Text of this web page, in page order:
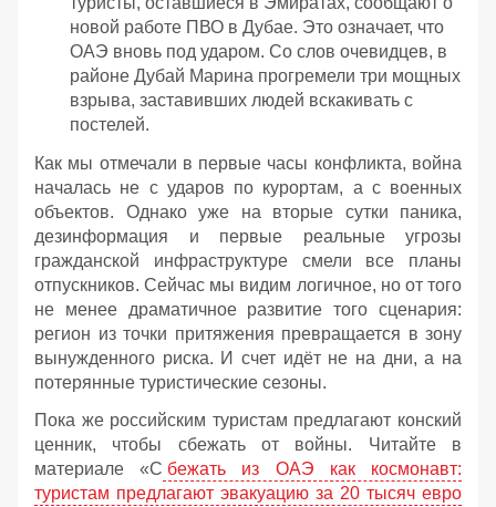
новой работе ПВО в Дубае. Это означает, что
ОАЭ вновь под ударом. Со слов очевидцев, в
районе Дубай Марина прогремели три мощных
взрыва, заставивших людей вскакивать с
постелей.
Как мы отмечали в первые часы конфликта, война
началась не с ударов по курортам, а с военных
объектов. Однако уже на вторые сутки паника,
дезинформация и первые реальные угрозы
гражданской инфраструктуре смели все планы
отпускников. Сейчас мы видим логичное, но от того
не менее драматичное развитие того сценария:
регион из точки притяжения превращается в зону
вынужденного риска. И счет идёт не на дни, а на
потерянные туристические сезоны.
Пока же российским туристам предлагают конский
ценник, чтобы сбежать от войны. Читайте в
материале «С бежать из ОАЭ как космонавт:
туристам предлагают эвакуацию за 20 тысяч евро